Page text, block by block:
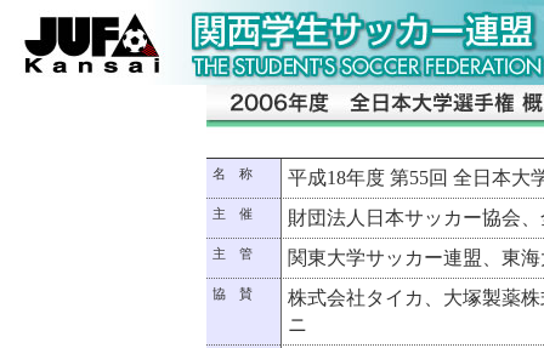
名 称 平成18年度 第55回 全日本大
主 催 財団法人日本サッカー協会
主 管 関東大学サッカー連盟、東
協 賛
株式会社タイカ、大塚製薬
ニ